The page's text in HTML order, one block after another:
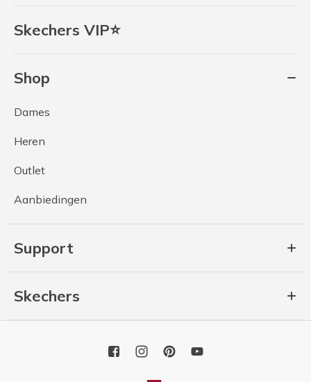
Skechers VIP⭐
Shop
Dames
Heren
Outlet
Aanbiedingen
Support
Skechers